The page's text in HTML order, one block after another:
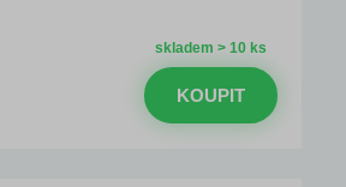
skladem > 10 ks
KOUPIT